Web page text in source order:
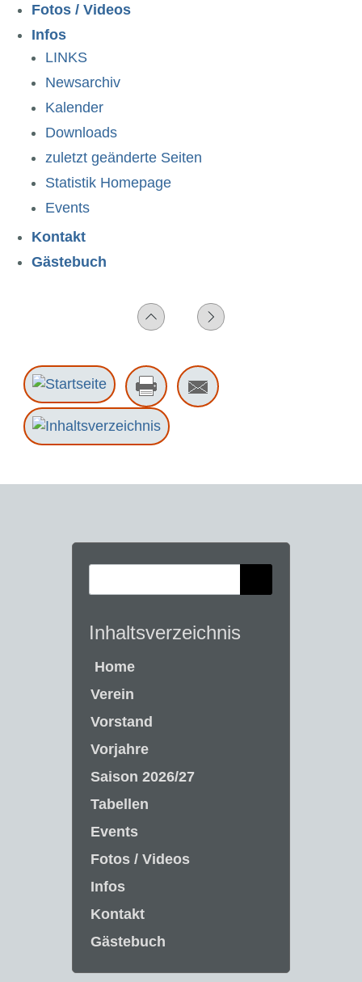
Fotos / Videos
Infos
LINKS
Newsarchiv
Kalender
Downloads
zuletzt geänderte Seiten
Statistik Homepage
Events
Kontakt
Gästebuch
Inhaltsverzeichnis
Home
Verein
Vorstand
Vorjahre
Saison 2026/27
Tabellen
Events
Fotos / Videos
Infos
Kontakt
Gästebuch